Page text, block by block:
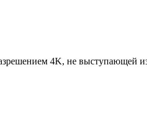
4K, не выступающей